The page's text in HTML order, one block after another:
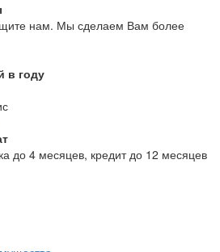
нам. Мы сделаем Вам более
в году
до 4 месяцев, кредит до 12 месяцев